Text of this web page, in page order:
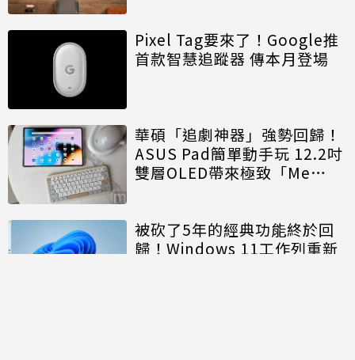
Pixel Tag要來了！Google推
首款智慧追蹤器 傳本月登場
華碩「追劇神器」強勢回歸！
ASUS Pad簡單動手玩 12.2吋
雙層OLED帶來極致「Me
被砍了5年的經典功能終於回
歸！Windows 11工作列重新